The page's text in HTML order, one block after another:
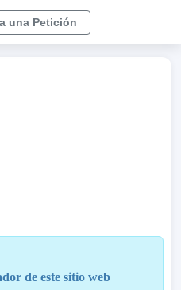
una Petición
de este sitio web